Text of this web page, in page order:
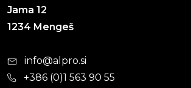
Jama 12
1234 Mengeš
info@alpro.si
+386 (0)1 563 90 55